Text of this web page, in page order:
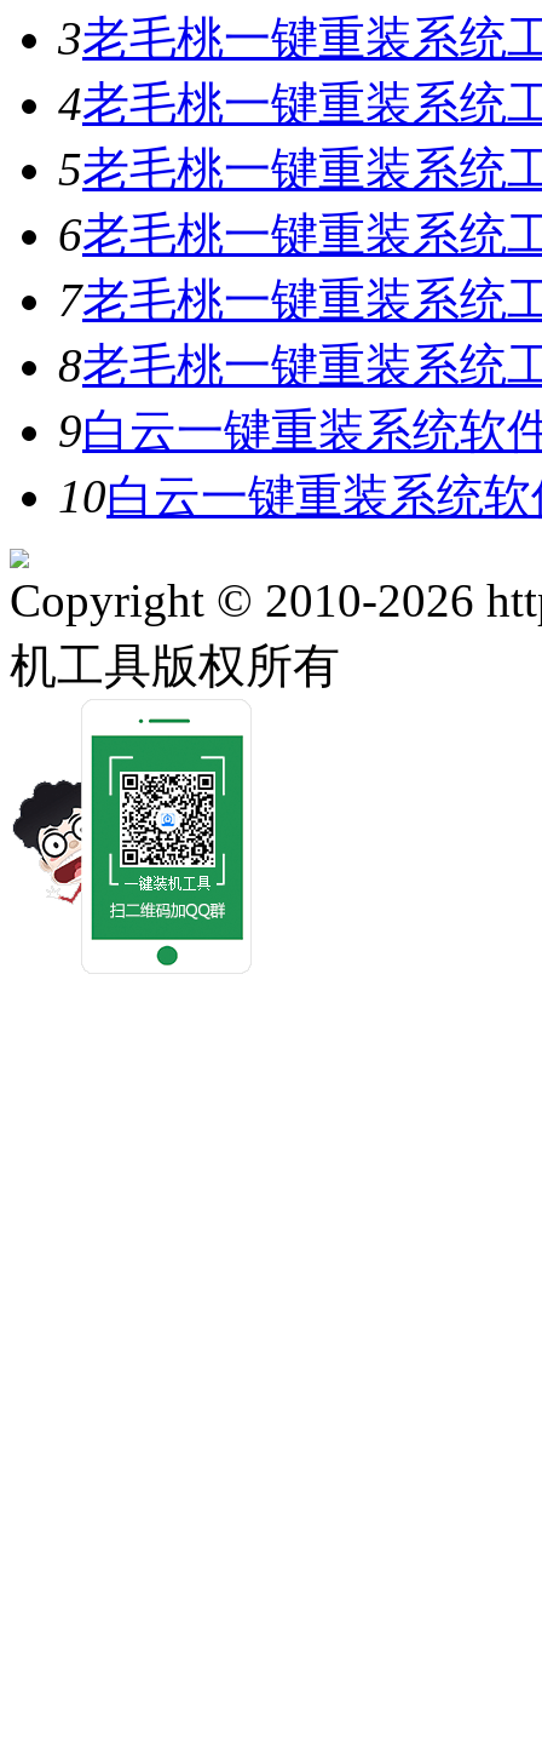
3老毛桃一键重装系统
4老毛桃一键重装系统
5老毛桃一键重装系统
6老毛桃一键重装系统
7老毛桃一键重装系统
8老毛桃一键重装系统
9白云一键重装系统软
10白云一键重装系统
Copyright © 2010-2026
机工具版权所有